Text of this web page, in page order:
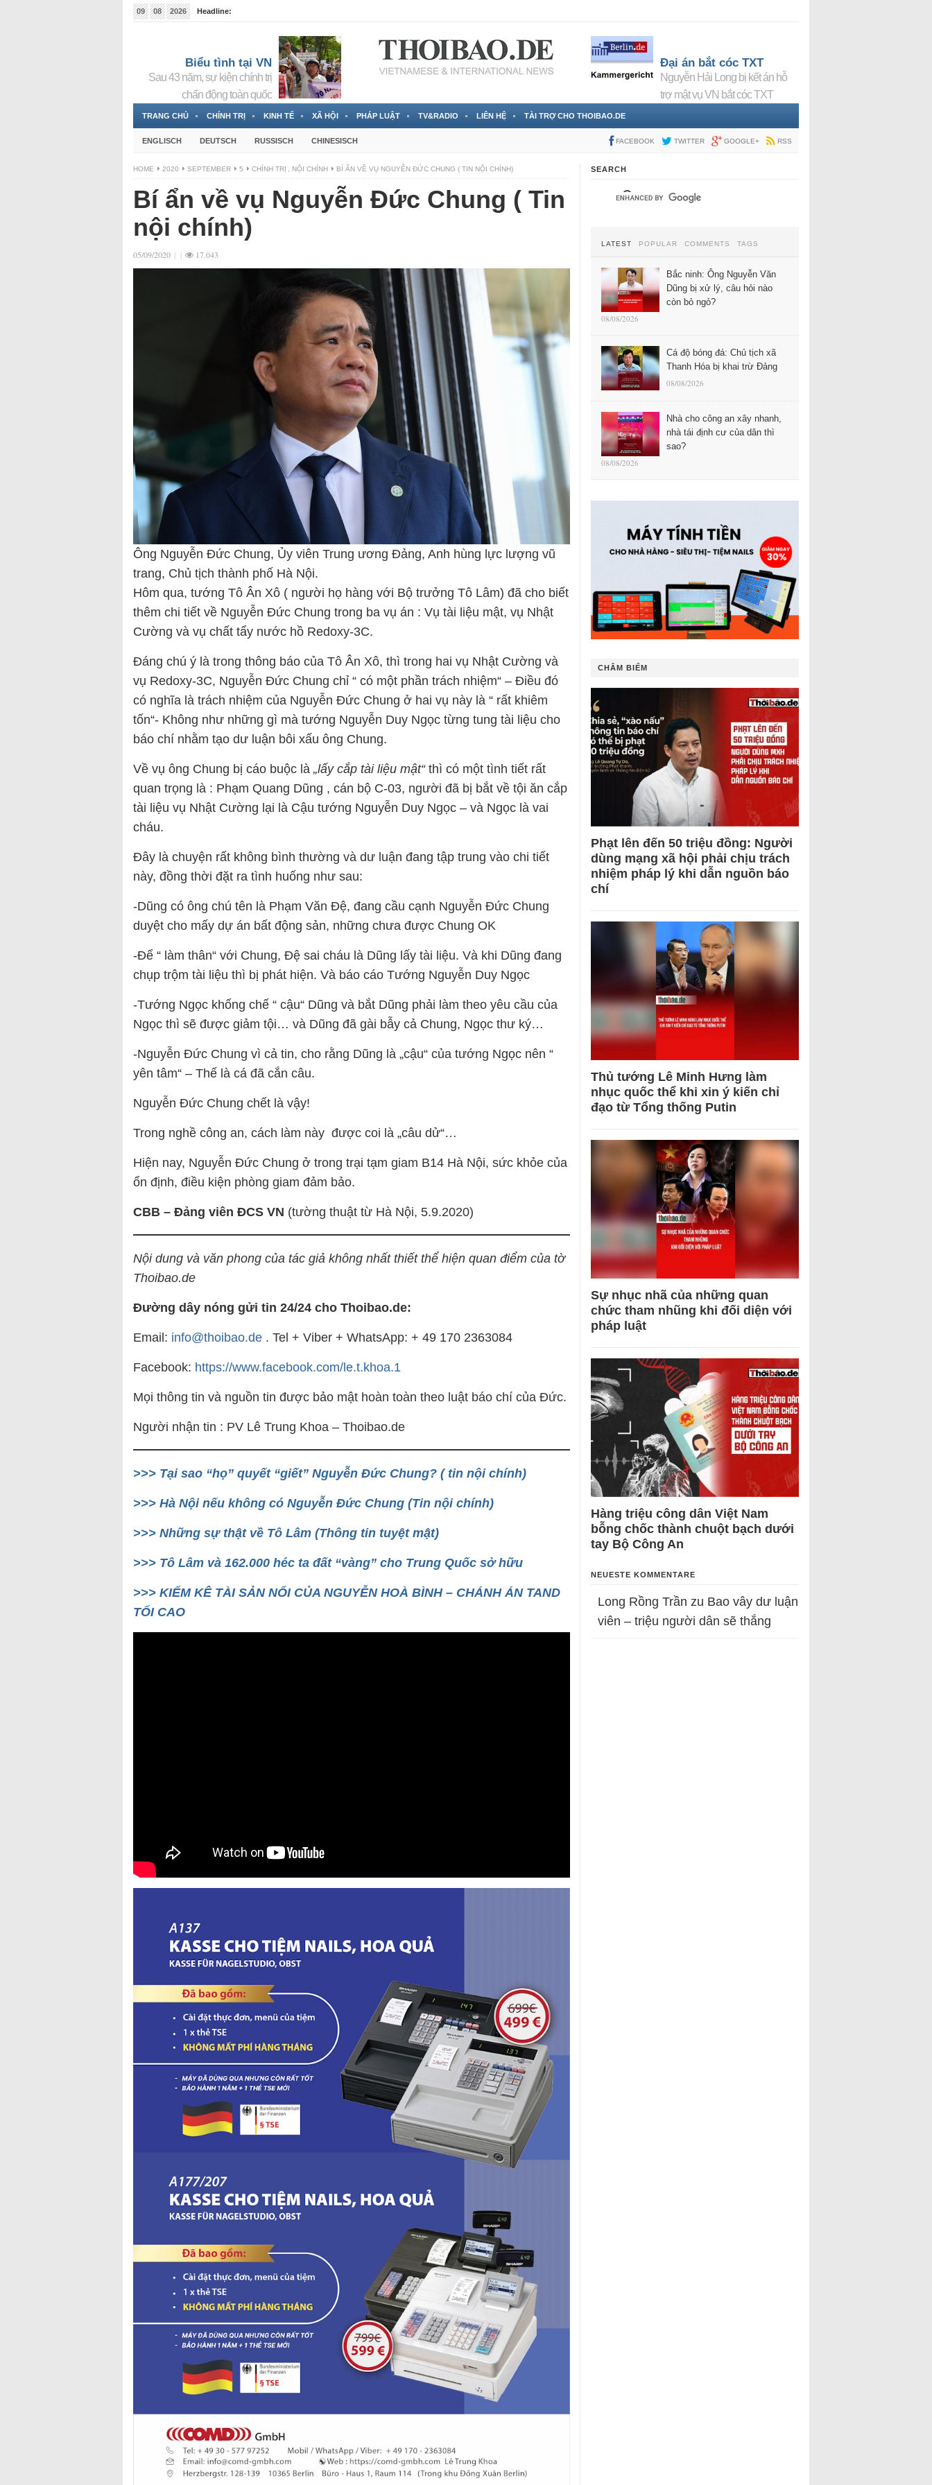
09 08 2026
Headline:
Biểu tình tại VN
Sau 43 năm, sự kiện chính trị
chấn động toàn quốc
Đại án bắt cóc TXT
Nguyễn Hải Long bị kết án hỗ
trợ mật vụ VN bắt cóc TXT
TRANG CHỦ CHÍNH TRỊ KINH TẾ XÃ HỘI PHÁP LUẬT TV&RADIO LIÊN HỆ TÀI TRỢ CHO THOIBAO.DE
ENGLISCH DEUTSCH RUSSISCH CHINESISCH FACEBOOK TWITTER GOOGLE+ RSS
HOME 2020 SEPTEMBER 5 CHÍNH TRỊ NỘI CHÍNH BÍ ẨN VỀ VỤ NGUYỄN ĐỨC CHUNG ( TIN NỘI CHÍNH)
Bí ẩn về vụ Nguyễn Đức Chung ( Tin
nội chính)
05/09/2020 | | 17.043
Ông Nguyễn Đức Chung, Ủy viên Trung ương Đảng, Anh hùng lực lượng vũ
trang, Chủ tịch thành phố Hà Nội.
Hôm qua, tướng Tô Ân Xô ( người họ hàng với Bộ trưởng Tô Lâm) đã cho biết
thêm chi tiết về Nguyễn Đức Chung trong ba vụ án : Vụ tài liệu mật, vụ Nhật
Cường và vụ chất tẩy nước hồ Redoxy-3C.
Đáng chú ý là trong thông báo của Tô Ân Xô, thì trong hai vụ Nhật Cường và
vụ Redoxy-3C, Nguyễn Đức Chung chỉ “ có một phần trách nhiệm“ – Điều đó
có nghĩa là trách nhiệm của Nguyễn Đức Chung ở hai vụ này là “ rất khiêm
tốn“- Không như những gì mà tướng Nguyễn Duy Ngọc từng tung tài liệu cho
báo chí nhằm tạo dư luận bôi xấu ông Chung.
Về vụ ông Chung bị cáo buộc là „lấy cắp tài liệu mật“thì có một tình tiết rất
quan trọng là : Phạm Quang Dũng , cán bộ C-03, người đã bị bắt về tội ăn cắp
tài liệu vụ Nhật Cường lại là Cậu tướng Nguyễn Duy Ngọc – và Ngọc là vai
cháu.
Đây là chuyện rất không bình thường và dư luận đang tập trung vào chi tiết
này, đồng thời đặt ra tình huống như sau:
-Dũng có ông chú tên là Phạm Văn Đệ, đang cầu cạnh Nguyễn Đức Chung
duyệt cho mấy dự án bất động sản, những chưa được Chung OK
-Để “ làm thân“ với Chung, Đệ sai cháu là Dũng lấy tài liệu. Và khi Dũng đang
chụp trộm tài liệu thì bị phát hiện. Và báo cáo Tướng Nguyễn Duy Ngọc
-Tướng Ngọc khống chế “ cậu“ Dũng và bắt Dũng phải làm theo yêu cầu của
Ngọc thì sẽ được giảm tội… và Dũng đã gài bẫy cả Chung, Ngọc thư ký…
-Nguyễn Đức Chung vì cả tin, cho rằng Dũng là „cậu“ của tướng Ngọc nên “
yên tâm“ – Thế là cá đã cắn câu.
Nguyễn Đức Chung chết là vậy!
Trong nghề công an, cách làm này được coi là „câu dử“…
Hiện nay, Nguyễn Đức Chung ở trong trại tạm giam B14 Hà Nội, sức khỏe của
ổn định, điều kiện phòng giam đảm bảo.
CBB – Đảng viên ĐCS VN (tường thuật từ Hà Nội, 5.9.2020)
Nội dung và văn phong của tác giả không nhất thiết thể hiện quan điểm của tờ
Thoibao.de
Đường dây nóng gửi tin 24/24 cho Thoibao.de:
Email: info@thoibao.de . Tel + Viber + WhatsApp: + 49 170 2363084
Facebook: https://www.facebook.com/le.t.khoa.1
Mọi thông tin và nguồn tin được bảo mật hoàn toàn theo luật báo chí của Đức.
Người nhận tin : PV Lê Trung Khoa – Thoibao.de
>>> Tại sao “họ” quyết “giết” Nguyễn Đức Chung? ( tin nội chính)
>>> Hà Nội nếu không có Nguyễn Đức Chung (Tin nội chính)
>>> Những sự thật về Tô Lâm (Thông tin tuyệt mật)
>>> Tô Lâm và 162.000 héc ta đất “vàng” cho Trung Quốc sở hữu
>>> KIỂM KÊ TÀI SẢN NỔI CỦA NGUYỄN HOÀ BÌNH – CHÁNH ÁN TAND
TỐI CAO
SEARCH
LATEST POPULAR COMMENTS TAGS
Bắc ninh: Ông Nguyễn Văn
Dũng bị xử lý, câu hỏi nào
còn bỏ ngỏ?
08/08/2026
Cá độ bóng đá: Chủ tịch xã
Thanh Hóa bị khai trừ Đảng
08/08/2026
Nhà cho công an xây nhanh,
nhà tái định cư của dân thì
sao?
08/08/2026
CHÂM BIẾM
Phạt lên đến 50 triệu đồng: Người
dùng mạng xã hội phải chịu trách
nhiệm pháp lý khi dẫn nguồn báo
chí
Thủ tướng Lê Minh Hưng làm
nhục quốc thể khi xin ý kiến chỉ
đạo từ Tổng thống Putin
Sự nhục nhã của những quan
chức tham nhũng khi đối diện với
pháp luật
Hàng triệu công dân Việt Nam
bỗng chốc thành chuột bạch dưới
tay Bộ Công An
NEUESTE KOMMENTARE
Long Rồng Trần zu Bao vây dư luận
viên – triệu người dân sẽ thắng